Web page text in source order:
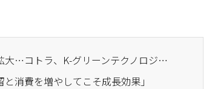
· 中東の紛争がエネルギー転換需要を拡大…コトラ、K-グリーンテクノロジーの輸出を促進
消費を増やしてこそ成長効果」